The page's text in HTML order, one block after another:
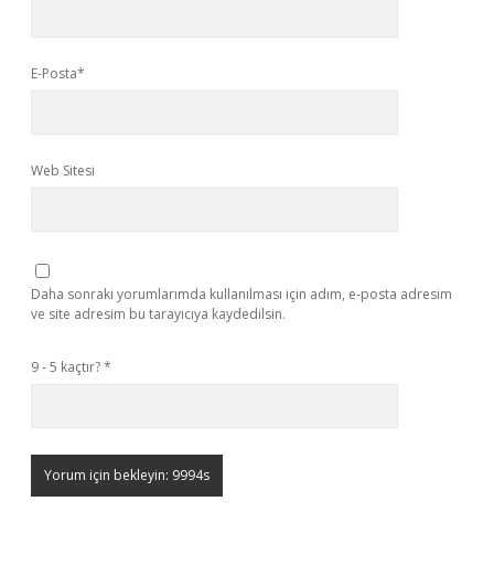
E-Posta*
Web Sitesi
Daha sonraki yorumlarımda kullanılması için adım, e-posta adresim
ve site adresim bu tarayıcıya kaydedilsin.
9 - 5 kaçtır?*